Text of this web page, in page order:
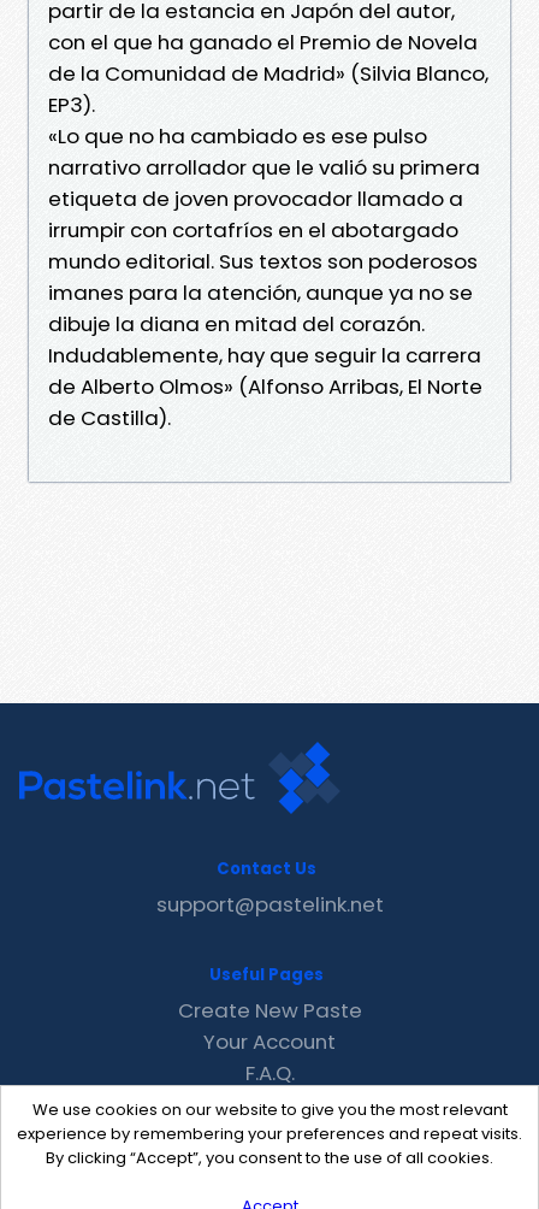
partir de la estancia en Japón del autor,
con el que ha ganado el Premio de Novela
de la Comunidad de Madrid» (Silvia Blanco,
EP3).
«Lo que no ha cambiado es ese pulso
narrativo arrollador que le valió su primera
etiqueta de joven provocador llamado a
irrumpir con cortafríos en el abotargado
mundo editorial. Sus textos son poderosos
imanes para la atención, aunque ya no se
dibuje la diana en mitad del corazón.
Indudablemente, hay que seguir la carrera
de Alberto Olmos» (Alfonso Arribas, El Norte
de Castilla).
We use cookies on our website to give you the most relevant
experience by remembering your preferences and repeat visits.
By clicking “Accept”, you consent to the use of all cookies.
Contact Us
support@pastelink.net
Useful Pages
Create New Paste
Your Account
F.A.Q.
Recent
Contact